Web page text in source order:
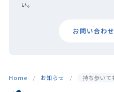
い。
お問い合わ
Home お知らせ 持ち歩いて